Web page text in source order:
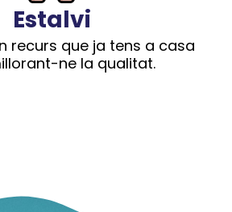
Estalvi
recurs que ja tens a casa
ne la qualitat.